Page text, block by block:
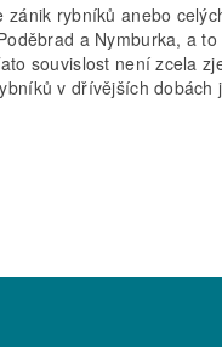
zánik rybníků anebo
a Nymburka, a
souvislost není zcela
v dřívějších dobách